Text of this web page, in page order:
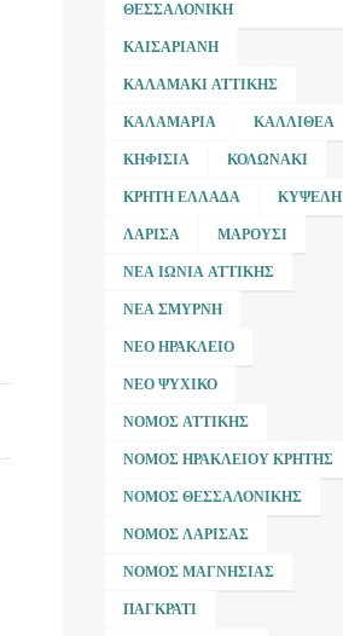
ΘΕΣΣΑΛΟΝΊΚΗ
ΚΑΙΣΑΡΙΑΝΉ
ΚΑΛΑΜΆΚΙ ΑΤΤΙΚΉΣ
ΚΑΛΑΜΑΡΙΆ ΚΑΛΛΙΘΈΑ
ΚΗΦΙΣΙΆ ΚΟΛΩΝΆΚΙ
ΚΡΉΤΗ ΕΛΛΆΔΑ ΚΥΨΈΛΗ
ΛΆΡΙΣΑ ΜΑΡΟΎΣΙ
ΝΈΑ ΙΩΝΊΑ ΑΤΤΙΚΉΣ
ΝΈΑ ΣΜΎΡΝΗ
ΝΈΟ ΗΡΆΚΛΕΙΟ
ΝΈΟ ΨΥΧΙΚΌ
ΝΟΜΌΣ ΑΤΤΙΚΉΣ
ΝΟΜΌΣ ΗΡΑΚΛΕΊΟΥ ΚΡΉΤΗΣ
ΝΟΜΌΣ ΘΕΣΣΑΛΟΝΊΚΗΣ
ΝΟΜΌΣ ΛΆΡΙΣΑΣ
ΝΟΜΌΣ ΜΑΓΝΗΣΊΑΣ
ΠΑΓΚΡΆΤΙ